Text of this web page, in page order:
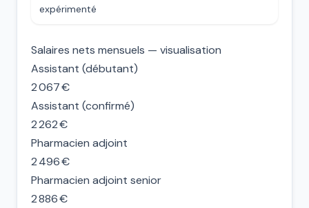
expérimenté
Salaires nets mensuels — visualisation
Assistant (débutant)
2 067 €
Assistant (confirmé)
2 262 €
Pharmacien adjoint
2 496 €
Pharmacien adjoint senior
2 886 €